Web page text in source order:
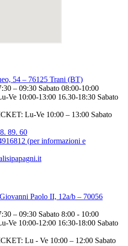
54 – 76125 Trani (BT)
– 09:30 Sabato 08:00-10:00
Ve 10:00-13:00 16.30-18:30 Sabato
Lu-Ve 10:00 – 13:00 Sabato
89. 60
(per informazioni e
Paolo II, 12a/b – 70056
– 09:30 Sabato 8:00 - 10:00
Ve 10:00-12:00 16:30-18:00 Sabato
Lu - Ve 10:00 – 12:00 Sabato